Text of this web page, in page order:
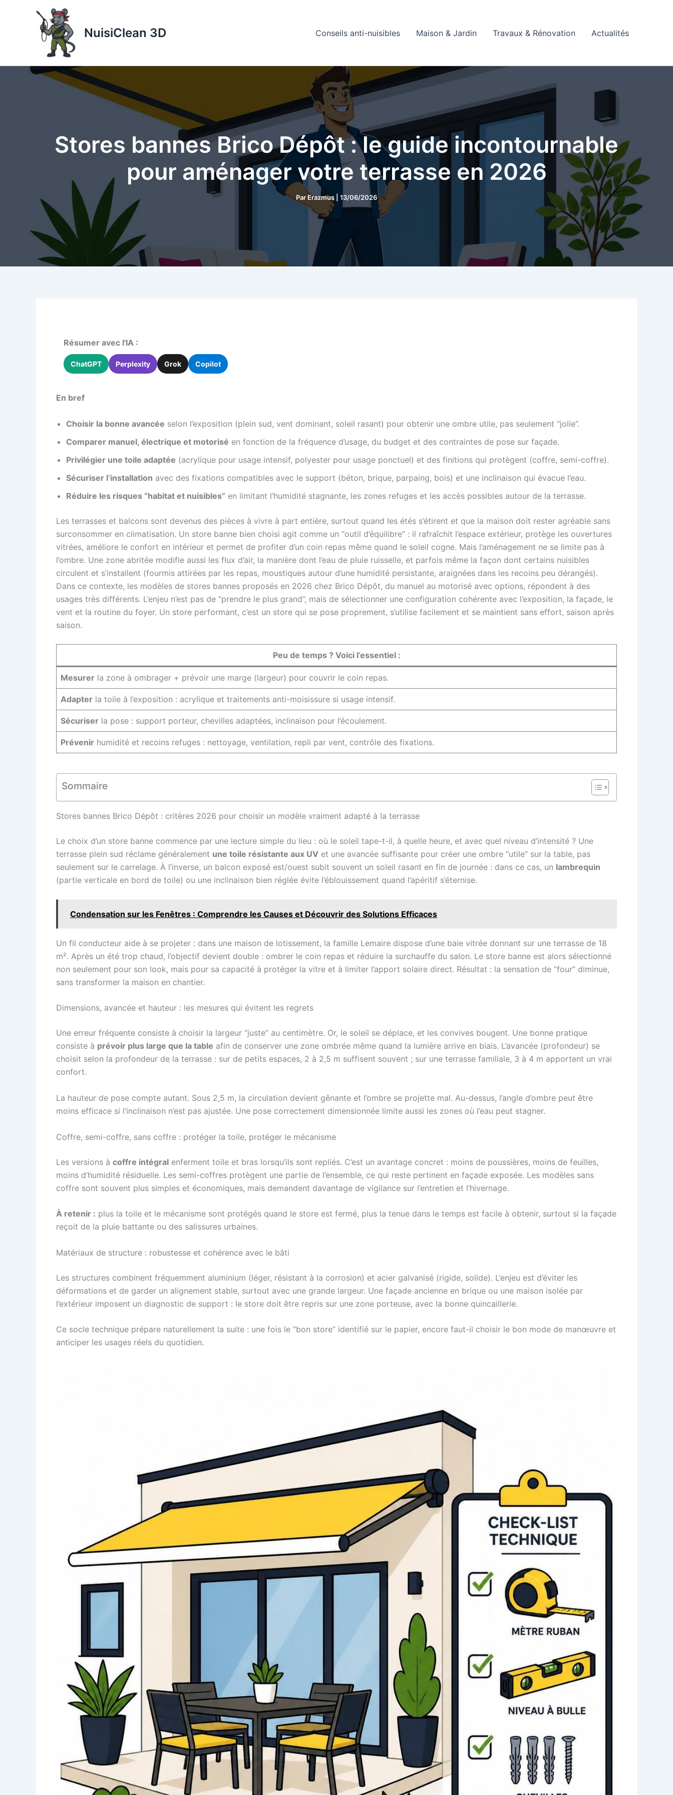
NuisiClean 3D Conseils anti-nuisibles Maison & Jardin Travaux & Rénovation Actualités
Stores bannes Brico Dépôt : le guide incontournable
pour aménager votre terrasse en 2026
Par Erazmus 13/06/2026
Résumer avec l'IA :
ChatGPT Perplexity Grok Copilot
En bref
Choisir la bonne avancée selon l’exposition (plein sud, vent dominant, soleil rasant) pour obtenir une ombre utile, pas seulement “jolie”.
Comparer manuel, électrique et motorisé en fonction de la fréquence d’usage, du budget et des contraintes de pose sur façade.
Privilégier une toile adaptée (acrylique pour usage intensif, polyester pour usage ponctuel) et des finitions qui protègent (coffre, semi-coffre).
Sécuriser l’installation avec des fixations compatibles avec le support (béton, brique, parpaing, bois) et une inclinaison qui évacue l’eau.
Réduire les risques “habitat et nuisibles” en limitant l’humidité stagnante, les zones refuges et les accès possibles autour de la terrasse.
Les terrasses et balcons sont devenus des pièces à vivre à part entière, surtout quand les étés s’étirent et que la maison doit rester agréable sans
surconsommer en climatisation. Un store banne bien choisi agit comme un “outil d’équilibre” : il rafraîchit l’espace extérieur, protège les ouvertures
vitrées, améliore le confort en intérieur et permet de profiter d’un coin repas même quand le soleil cogne. Mais l’aménagement ne se limite pas à
l’ombre. Une zone abritée modifie aussi les flux d’air, la manière dont l’eau de pluie ruisselle, et parfois même la façon dont certains nuisibles
circulent et s’installent (fourmis attirées par les repas, moustiques autour d’une humidité persistante, araignées dans les recoins peu dérangés).
Dans ce contexte, les modèles de stores bannes proposés en 2026 chez Brico Dépôt, du manuel au motorisé avec options, répondent à des
usages très différents. L’enjeu n’est pas de “prendre le plus grand”, mais de sélectionner une configuration cohérente avec l’exposition, la façade, le
vent et la routine du foyer. Un store performant, c’est un store qui se pose proprement, s’utilise facilement et se maintient sans effort, saison après
saison.
Peu de temps ? Voici l’essentiel :
Mesurer la zone à ombrager + prévoir une marge (largeur) pour couvrir le coin repas.
Adapter la toile à l’exposition : acrylique et traitements anti-moisissure si usage intensif.
Sécuriser la pose : support porteur, chevilles adaptées, inclinaison pour l’écoulement.
Prévenir humidité et recoins refuges : nettoyage, ventilation, repli par vent, contrôle des fixations.
Sommaire
Stores bannes Brico Dépôt : critères 2026 pour choisir un modèle vraiment adapté à la terrasse
Le choix d’un store banne commence par une lecture simple du lieu : où le soleil tape-t-il, à quelle heure, et avec quel niveau d’intensité ? Une
terrasse plein sud réclame généralement une toile résistante aux UV et une avancée suffisante pour créer une ombre “utile” sur la table, pas
seulement sur le carrelage. À l’inverse, un balcon exposé est/ouest subit souvent un soleil rasant en fin de journée : dans ce cas, un lambrequin
(partie verticale en bord de toile) ou une inclinaison bien réglée évite l’éblouissement quand l’apéritif s’éternise.
Condensation sur les Fenêtres : Comprendre les Causes et Découvrir des Solutions Efficaces
Un fil conducteur aide à se projeter : dans une maison de lotissement, la famille Lemaire dispose d’une baie vitrée donnant sur une terrasse de 18
m². Après un été trop chaud, l’objectif devient double : ombrer le coin repas et réduire la surchauffe du salon. Le store banne est alors sélectionné
non seulement pour son look, mais pour sa capacité à protéger la vitre et à limiter l’apport solaire direct. Résultat : la sensation de “four” diminue,
sans transformer la maison en chantier.
Dimensions, avancée et hauteur : les mesures qui évitent les regrets
Une erreur fréquente consiste à choisir la largeur “juste” au centimètre. Or, le soleil se déplace, et les convives bougent. Une bonne pratique
consiste à prévoir plus large que la table afin de conserver une zone ombrée même quand la lumière arrive en biais. L’avancée (profondeur) se
choisit selon la profondeur de la terrasse : sur de petits espaces, 2 à 2,5 m suffisent souvent ; sur une terrasse familiale, 3 à 4 m apportent un vrai
confort.
La hauteur de pose compte autant. Sous 2,5 m, la circulation devient gênante et l’ombre se projette mal. Au-dessus, l’angle d’ombre peut être
moins efficace si l’inclinaison n’est pas ajustée. Une pose correctement dimensionnée limite aussi les zones où l’eau peut stagner.
Coffre, semi-coffre, sans coffre : protéger la toile, protéger le mécanisme
Les versions à coffre intégral enferment toile et bras lorsqu’ils sont repliés. C’est un avantage concret : moins de poussières, moins de feuilles,
moins d’humidité résiduelle. Les semi-coffres protègent une partie de l’ensemble, ce qui reste pertinent en façade exposée. Les modèles sans
coffre sont souvent plus simples et économiques, mais demandent davantage de vigilance sur l’entretien et l’hivernage.
À retenir : plus la toile et le mécanisme sont protégés quand le store est fermé, plus la tenue dans le temps est facile à obtenir, surtout si la façade
reçoit de la pluie battante ou des salissures urbaines.
Matériaux de structure : robustesse et cohérence avec le bâti
Les structures combinent fréquemment aluminium (léger, résistant à la corrosion) et acier galvanisé (rigide, solide). L’enjeu est d’éviter les
déformations et de garder un alignement stable, surtout avec une grande largeur. Une façade ancienne en brique ou une maison isolée par
l’extérieur imposent un diagnostic de support : le store doit être repris sur une zone porteuse, avec la bonne quincaillerie.
Ce socle technique prépare naturellement la suite : une fois le “bon store” identifié sur le papier, encore faut-il choisir le bon mode de manœuvre et
anticiper les usages réels du quotidien.